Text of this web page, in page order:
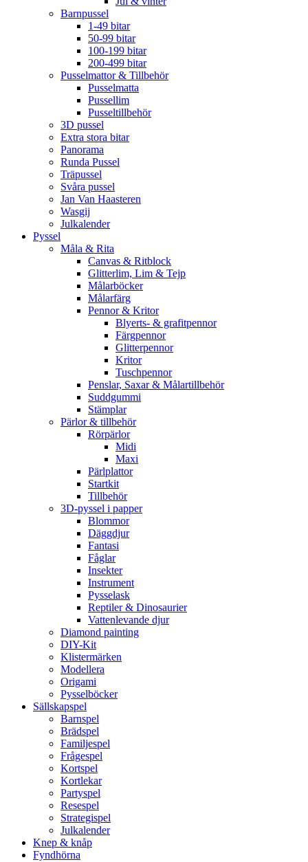
Barnpussel
1-49 bitar
50-99 bitar
100-199 bitar
200-499 bitar
Pusselmattor & Tillbehör
Pusselmatta
Pussellim
Pusseltillbehör
3D pussel
Extra stora bitar
Panorama
Runda Pussel
Träpussel
Svåra pussel
Jan Van Haasteren
Wasgij
Julkalender
Pyssel
Måla & Rita
Canvas & Ritblock
Glitterlim, Lim & Tejp
Målarböcker
Målarfärg
Pennor & Kritor
Blyerts- & grafitpennor
Färgpennor
Glitterpennor
Kritor
Tuschpennor
Penslar, Saxar & Målartillbehör
Suddgummi
Stämplar
Pärlor & tillbehör
Rörpärlor
Midi
Maxi
Pärlplattor
Startkit
Tillbehör
3D-pyssel i papper
Blommor
Däggdjur
Fantasi
Fåglar
Insekter
Instrument
Pysselask
Reptiler & Dinosaurier
Vattenlevande djur
Diamond painting
DIY-Kit
Klistermärken
Modellera
Origami
Pysselböcker
Sällskapspel
Barnspel
Brädspel
Familjespel
Frågespel
Kortspel
Kortlekar
Partyspel
Resespel
Strategispel
Julkalender
Knep & knåp
Fyndhörna